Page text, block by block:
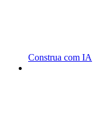
Construa com IA